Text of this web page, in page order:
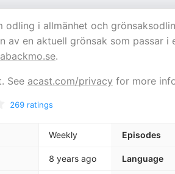
odling i allmänhet och
av en aktuell grönsak som passar
.
See acast.com/privacy for more
269 ratings
Weekly Episodes
8 years ago Language